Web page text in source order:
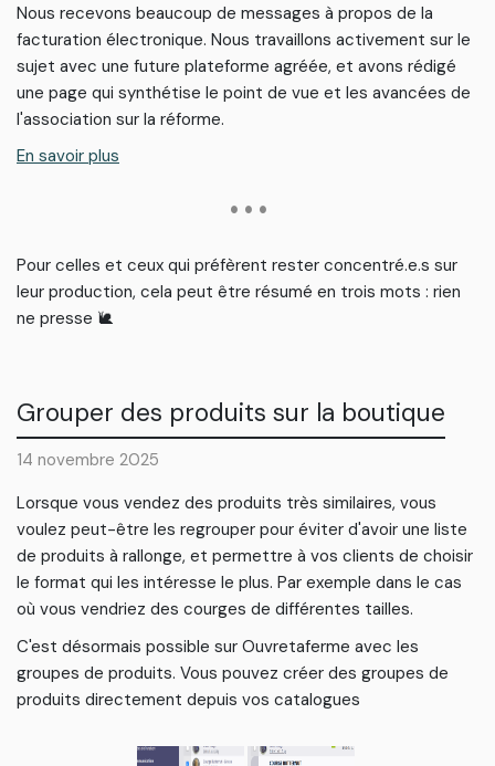
Nous recevons beaucoup de messages à propos de la
facturation électronique. Nous travaillons activement sur le
sujet avec une future plateforme agréée, et avons rédigé
une page qui synthétise le point de vue et les avancées de
l'association sur la réforme.
En savoir plus
• • •
Pour celles et ceux qui préfèrent rester concentré.e.s sur
leur production, cela peut être résumé en trois mots : rien
ne presse 🐌
Grouper des produits sur la boutique
14 novembre 2025
Lorsque vous vendez des produits très similaires, vous
voulez peut-être les regrouper pour éviter d'avoir une liste
de produits à rallonge, et permettre à vos clients de choisir
le format qui les intéresse le plus. Par exemple dans le cas
où vous vendriez des courges de différentes tailles.
C'est désormais possible sur Ouvretaferme avec les
groupes de produits. Vous pouvez créer des groupes de
produits directement depuis vos catalogues